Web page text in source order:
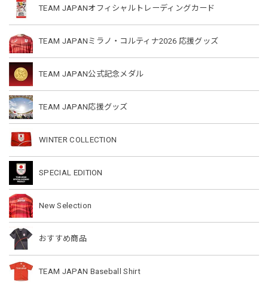
TEAM JAPANオフィシャルトレーディングカード
TEAM JAPANミラノ・コルティナ2026 応援グッズ
TEAM JAPAN公式記念メダル
TEAM JAPAN応援グッズ
WINTER COLLECTION
SPECIAL EDITION
New Selection
おすすめ商品
TEAM JAPAN Baseball Shirt